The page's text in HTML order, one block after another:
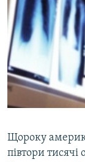
СВІТ
МУЛЬТИМЕДІА
ФОТО
СПЕЦПРОЄКТИ
ПОДКАСТИ
КРИМ РЕАЛІЇ
РУС
Щороку
півтори тисячі